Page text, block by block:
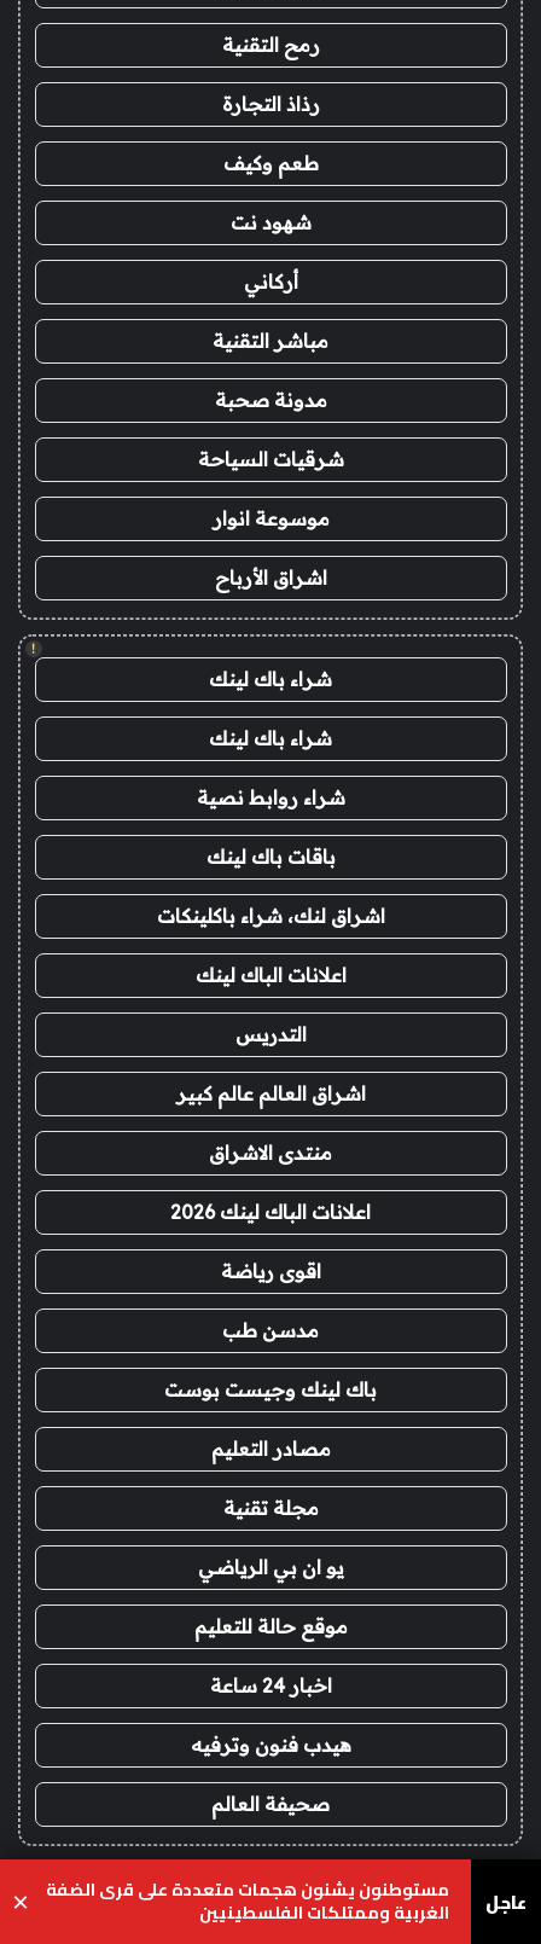
رمح التقنية
رذاذ التجارة
طعم وكيف
شهود نت
أركاني
مباشر التقنية
مدونة صحبة
شرقيات السياحة
موسوعة انوار
اشراق الأرباح
!
شراء باك لينك
شراء باك لينك
شراء روابط نصية
باقات باك لينك
اشراق لنك، شراء باكلينكات
اعلانات الباك لينك
التدريس
اشراق العالم عالم كبير
منتدى الاشراق
اعلانات الباك لينك 2026
اقوى رياضة
مدسن طب
باك لينك وجيست بوست
مصادر التعليم
مجلة تقنية
يو ان بي الرياضي
موقع حالة للتعليم
اخبار 24 ساعة
هيدب فنون وترفيه
صحيفة العالم
شدات ببجي اقساط
عاجل مستوطنون يشنون هجمات متعددة على قرى الضفة
الغربية وممتلكات الفلسطينيين ×